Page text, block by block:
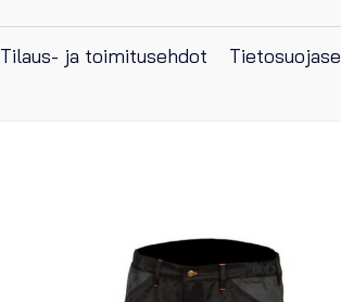
Tilaus- ja toimitusehdot